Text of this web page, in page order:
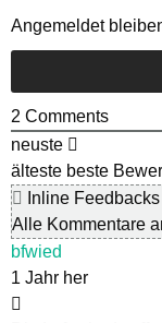
Angemeldet
2 Comments
neuste
älteste beste
Inline Feedbacks
Alle Kommentare
bfwied
1 Jahr her